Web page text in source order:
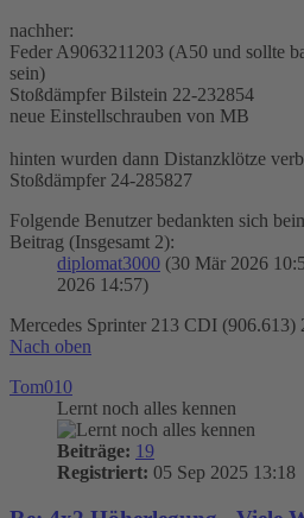
nachher:
Feder A9063211203 (A50 und sollte
sein)
Stoßdämpfer Bilstein 22-232854
neue Einstellschrauben von MB
hinten wurden dann Distanzklötze
Stoßdämpfer 24-285827
Folgende Benutzer bedankten sich
Beitrag (Insgesamt 2):
diplomat3000 (30 Mär 2026
2026 14:57)
Mercedes Sprinter 213 CDI (906.613)
Nach oben
Tom010
Lernt noch alles kennen
Beiträge: 19
Registriert: 05 Sep 2025 13:18